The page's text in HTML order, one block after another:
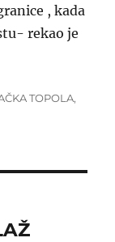
, kada
rekao je
TOPOLA,